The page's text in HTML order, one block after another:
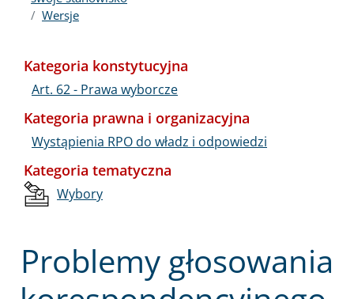
Wersje
Problemy głosowania
Kategoria konstytucyjna
Art. 62 - Prawa wyborcze
Kategoria prawna i organizacyjna
Wystąpienia RPO do władz i odpowiedzi
Kategoria tematyczna
Wybory